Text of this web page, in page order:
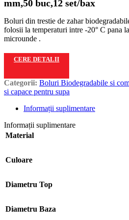
mm,50 buc,12 set/bax
Boluri din trestie de zahar
folosii la temperaturi intre -20° C pana
microunde .
CERE DETALII
Categorii: Boluri Biodegradabile si
si capace pentru supa
Informații suplimentare
Informații suplimentare
Material
Culoare
Diametru Top
Diametru Baza